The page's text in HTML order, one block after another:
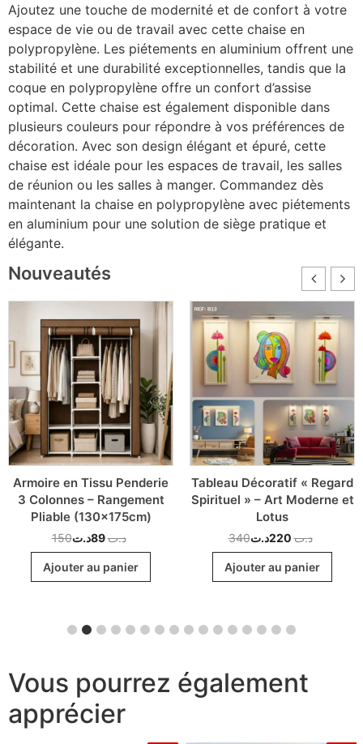
Ajoutez une touche de modernité et de confort à votre
espace de vie ou de travail avec cette chaise en
polypropylène. Les piétements en aluminium offrent une
stabilité et une durabilité exceptionnelles, tandis que la
coque en polypropylène offre un confort d’assise
optimal. Cette chaise est également disponible dans
plusieurs couleurs pour répondre à vos préférences de
décoration. Avec son design élégant et épuré, cette
chaise est idéale pour les espaces de travail, les salles
de réunion ou les salles à manger. Commandez dès
maintenant la chaise en polypropylène avec piétements
en aluminium pour une solution de siège pratique et
élégante.
Nouveautés
Armoire en Tissu Penderie
3 Colonnes – Rangement
Pliable (130x175cm)
150 د.ت89د.ت
Ajouter au panier
Tableau Décoratif « Regard
Spirituel » – Art Moderne et
Lotus
340 د.ت 220د.ت
Ajouter au panier
Vous pourrez également
apprécier